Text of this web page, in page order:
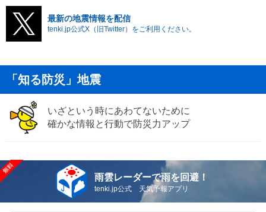
最新の地震情報を配信
tenki.jp公式X（旧Twitter）をご利用ください。
「知る防災」地震
いざという時にあわてないために
確かな情報と行動で防災力アップ
雨雲レーダーで雨を回避！
tenki.jp公式 天気予報アプリ